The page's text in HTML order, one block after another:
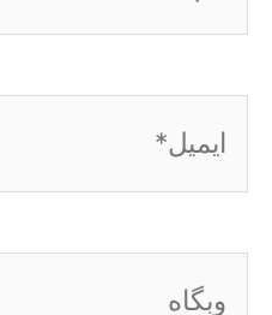
ایمیل*
وبگاه